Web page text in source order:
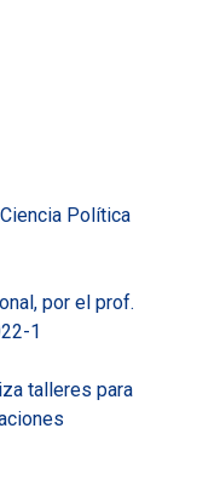
Política
por el prof.
1
talleres para